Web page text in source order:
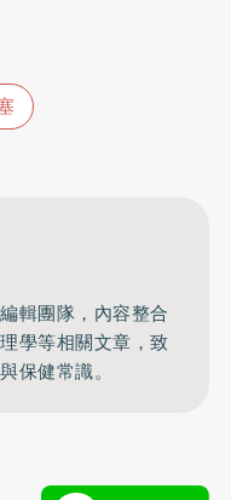
輯團隊，內容整合
學等相關文章，致
保健常識。